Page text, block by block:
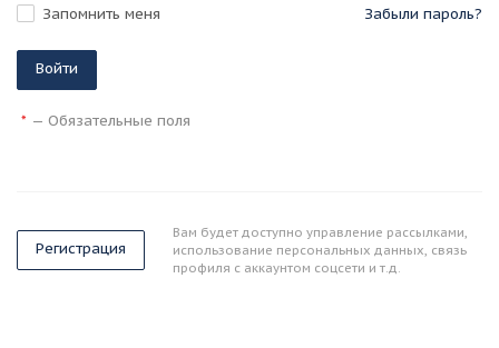
Забыли пароль?
Запомнить меня
Войти
* — Обязательные поля
Регистрация
Вам будет доступно управление рассылками,
использование персональных данных, связь
профиля с аккаунтом соцсети и т.д.